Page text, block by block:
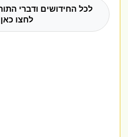
לכל החידושים ודברי
לחצו כאן »